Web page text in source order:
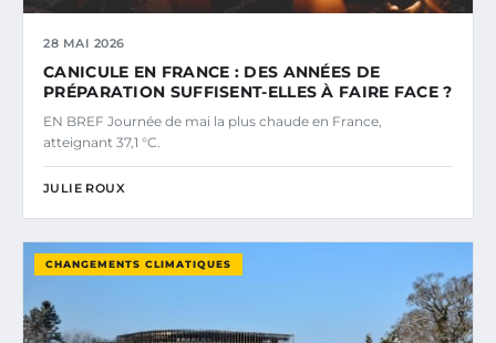
28 MAI 2026
CANICULE EN FRANCE : DES ANNÉES DE
PRÉPARATION SUFFISENT-ELLES À FAIRE FACE ?
EN BREF Journée de mai la plus chaude en France,
atteignant 37,1 °C.
JULIE ROUX
CHANGEMENTS CLIMATIQUES